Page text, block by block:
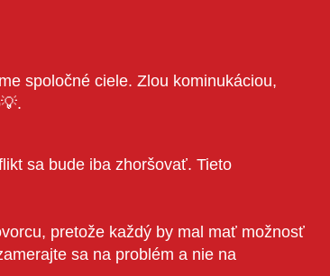
spoločné ciele. Zlou kominukáciou,
sa bude iba zhoršovať. Tieto
pretože každý by mal mať možnosť
sa na problém a nie na